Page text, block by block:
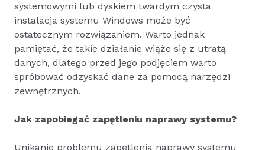
systemowymi lub dyskiem twardym czysta
instalacja systemu Windows może być
ostatecznym rozwiązaniem. Warto jednak
pamiętać, że takie działanie wiąże się z utratą
danych, dlatego przed jego podjęciem warto
spróbować odzyskać dane za pomocą narzędzi
zewnętrznych.
Jak zapobiegać zapętleniu naprawy systemu?
Unikanie problemu zapętlenia naprawy systemu